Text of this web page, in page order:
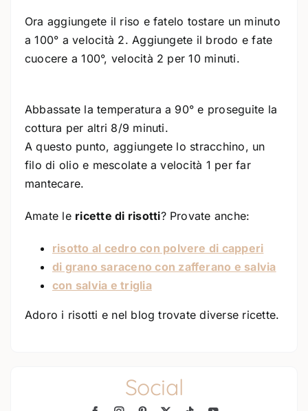
Ora aggiungete il riso e fatelo tostare un minuto
a 100° a velocità 2. Aggiungete il brodo e fate
cuocere a 100°, velocità 2 per 10 minuti.
Abbassate la temperatura a 90° e proseguite la
cottura per altri 8/9 minuti.
A questo punto, aggiungete lo stracchino, un
filo di olio e mescolate a velocità 1 per far
mantecare.
Amate le ricette di risotti? Provate anche:
risotto al cedro con polvere di capperi
di grano saraceno con zafferano e salvia
con salvia e triglia
Adoro i risotti e nel blog trovate diverse ricette.
Social